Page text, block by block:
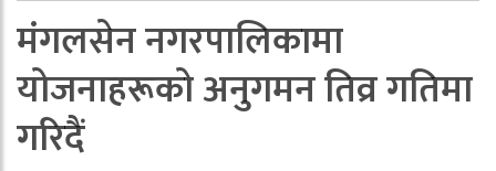
मंगलसेन नगरपालिकामा
योजनाहरूको अनुगमन तिव्र गतिमा
गरिदैं